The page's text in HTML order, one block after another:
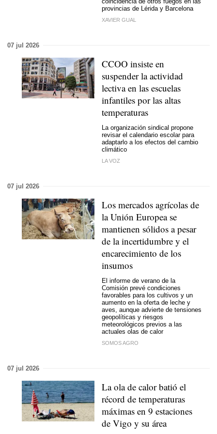
provincias de Lérida y Barcelona
XAVIER GUAL
07 jul 2026
CCOO insiste en
suspender la actividad
lectiva en las escuelas
infantiles por las altas
temperaturas
La organización sindical propone
revisar el calendario escolar para
adaptarlo a los efectos del cambio
climático
LA VOZ
07 jul 2026
Los mercados agrícolas de
la Unión Europea se
mantienen sólidos a pesar
de la incertidumbre y el
encarecimiento de los
insumos
El informe de verano de la
Comisión prevé condiciones
favorables para los cultivos y un
aumento en la oferta de leche y
aves, aunque advierte de tensiones
geopolíticas y riesgos
meteorológicos previos a las
actuales olas de calor
SOMOS AGRO
07 jul 2026
La ola de calor batió el
récord de temperaturas
máximas en 9 estaciones
de Vigo y su área